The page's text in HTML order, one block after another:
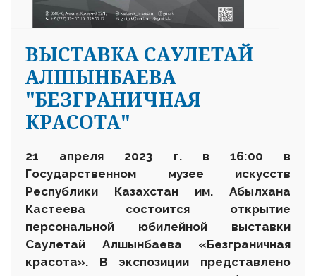
ВЫСТАВКА САУЛЕТАЙ
АЛШЫНБАЕВА
"БЕЗГРАНИЧНАЯ
КРАСОТА"
21 апреля 2023 г. в 16:00 в
Государственном музее искусств
Республики Казахстан им. Абылхана
Кастеева состоится открытие
персональной юбилейной выставки
Саулетай Алшынбаева «Безграничная
красота». В экспозиции представлено